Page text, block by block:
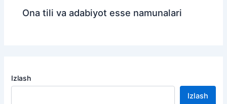
Ona tili va adabiyot esse namunalari
Izlash
Izlash